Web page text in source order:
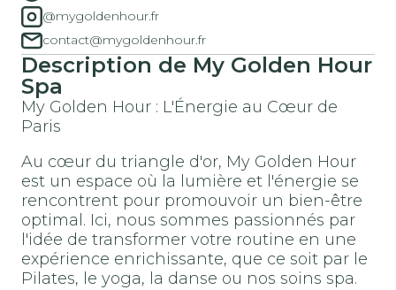
@mygoldenhour.fr
contact@mygoldenhour.fr
Description de My Golden Hour
Spa
My Golden Hour : L'Énergie au Cœur de
Paris
Au cœur du triangle d'or, My Golden Hour
est un espace où la lumière et l'énergie se
rencontrent pour promouvoir un bien-être
optimal. Ici, nous sommes passionnés par
l'idée de transformer votre routine en une
expérience enrichissante, que ce soit par le
Pilates, le yoga, la danse ou nos soins spa.